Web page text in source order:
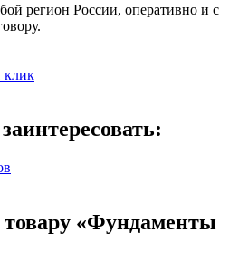
регион России, оперативно и с
клик
товару «Фундаменты